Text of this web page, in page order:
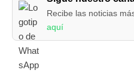
Recibe las noticias
aquí